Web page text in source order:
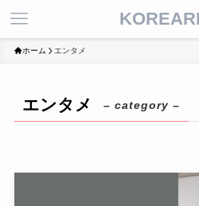
ホーム エンタメ
エンタメ – category –